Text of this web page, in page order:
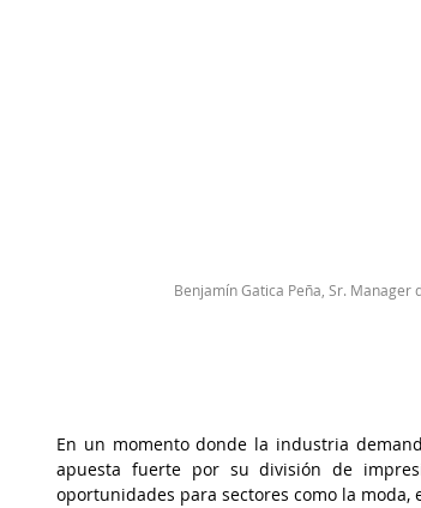
Benjamín Gatica Peña, Sr. Manager
En un momento donde la industria
apuesta fuerte por su división de
oportunidades para sectores como la